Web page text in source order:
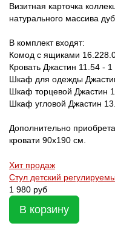
Визитная карточка
натурального массива
В комплект входят:
Комод с ящиками
Кровать Джастин 11.54 - 1
Шкаф для одежды
Шкаф торцевой Джастин
Шкаф угловой Джастин
Дополнительно
кровати 90х190 см.
Хит продаж
Стул детский
1 980 руб
В корзину